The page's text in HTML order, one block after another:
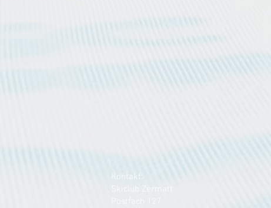
Kontakt:
Skiclub Zermatt